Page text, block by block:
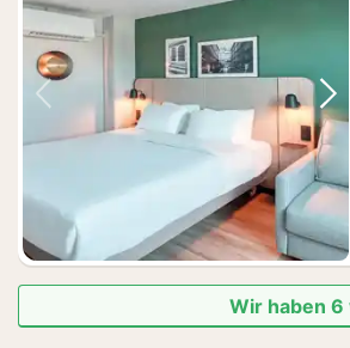
Vorheriges Bild
Wir haben 6